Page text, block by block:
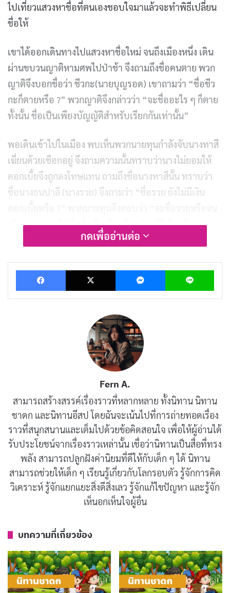
ไปเที่ยวแสวงหาชื่อที่ตนเองชอบใจมาแล้วจะทำพิธีเปลี่ยน
ชื่อให้
เขาได้ออกเดินทางไปแสวงหาชื่อใหม่ จนถึงเมืองหนึ่ง เดิน
ผ่านขบวนญาติหามศพไปป่าช้า จึงถามถึงชื่อคนตาย พวก
ญาติจึงบอกชื่อว่า ชีวกะ(นายบุญรอด) เขาถามว่า “ชื่อชีว
กะก็ตายหรือ ?” พวกญาติจึงกล่าวว่า “จะชื่ออะไร ๆ ก็ตาย
ทั้งนั้น ชื่อเป็นเพียงบัญญัติสำหรับเรียกกันเท่านั้น”
พอเดินเข้าไปในเมือง พบเห็นพวกนายทุนกำลังจับนางทาสี
เฆี่ยนด้วยเชือกอยู่ จึงถามความนั้นทราบว่านางไม่ยอมให้
ดอกเบี้ยจึงถูกลงโทษแทน ถามถึงชื่อนางทาสีนั้น ทราบว่า
ชื่อนางธนปาลี (นางรวย) จึงถามว่า “ชื่อรวย ยังไม่มีเงิน
เป็นคนยากจนได้ทั้งนั้น ชื่อเป็นเพียงบัญญัติเรียกกัน
เท่านั้น” เขาเริ่มรู้สึกเฉยๆ ในเรื่องชื่อยิ่งขึ้น
บทความที่เกี่ยวข้อง
นิทานชาดก : สุนัขจิ้งจอกอยากเป็นผู้นำ
นิทานชาดก : ไก่ขันไม่เป็นเวลา
มิถุนายน 15, 2019
นิทานชาดก : นกกระจาบเจ้าปัญญา
มิถุนายน 15, 2019
นิทานชาดก : ตายเพราะปาก
มิถุนายน 15, 2019
เขาได้เดินทางออกจากเมืองไป ในระหว่างทางพบคนหลง
ทางคนหนึ่ง จึงถามชื่อ ทราบว่าชื่อ ปันถกะ(นายชำนาญ
คนหลงทางจึงตอบว่า “จะชื่อชำนาญทางหรือไม่ชำนาญ
ทาง ก็มีโอกาสหลงทางได้เท่ากัน เพราะชื่อเป็นบัญญัติ
สำหรับเรียกกันเท่านั้น”
กดเพื่ออ่านต่อ
Facebook X Messenger Line
Fern A.
สามารถสร้างสรรค์เรื่องราวที่หลากหลาย ทั้งนิทาน นิทาน
ชาดก และนิทานอีสป โดยฉันจะเน้นไปที่การถ่ายทอดเรื่อง
ราวที่สนุกสนานและเต็มไปด้วยข้อคิดสอนใจ เพื่อให้ผู้อ่านได้
รับประโยชน์จากเรื่องราวเหล่านั้น เชื่อว่านิทานเป็นสื่อที่ทรง
พลัง สามารถปลูกฝังค่านิยมที่ดีให้กับเด็ก ๆ ได้ นิทาน
สามารถช่วยให้เด็ก ๆ เรียนรู้เกี่ยวกับโลกรอบตัว รู้จักการคิด
วิเคราะห์ รู้จักแยกแยะสิ่งดีสิ่งเลว รู้จักแก้ไขปัญหา และรู้จัก
เห็นอกเห็นใจผู้อื่น
บทความที่เกี่ยวข้อง